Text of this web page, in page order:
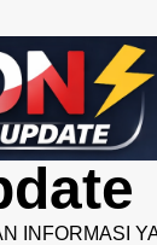
INFORMASI